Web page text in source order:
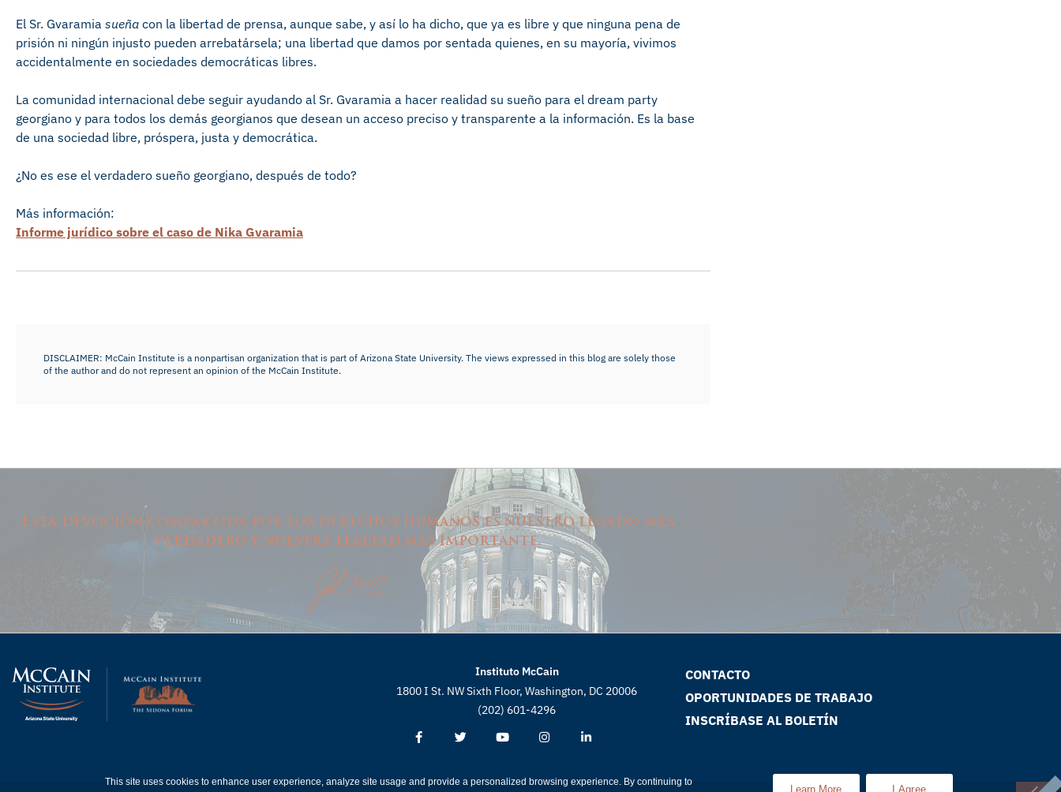
El Sr. Gvaramia sueña con la libertad de prensa, aunque sabe, y así lo ha dicho, que ya es libre y que ninguna pena de
prisión ni ningún injusto pueden arrebatársela; una libertad que damos por sentada quienes, en su mayoría, vivimos
accidentalmente en sociedades democráticas libres.
La comunidad internacional debe seguir ayudando al Sr. Gvaramia a hacer realidad su sueño para el dream party
georgiano y para todos los demás georgianos que desean un acceso preciso y transparente a la información. Es la base
de una sociedad libre, próspera, justa y democrática.
¿No es ese el verdadero sueño georgiano, después de todo?
Más información:
Informe jurídico sobre el caso de Nika Gvaramia
DISCLAIMER: McCain Institute is a nonpartisan organization that is part of Arizona State University. The views expressed in this blog are solely those
of the author and do not represent an opinion of the McCain Institute.
Esta devoción compartida por los derechos humanos es nuestro legado más
verdadero y nuestra lealtad más importante.
Instituto McCain
1800 I St. NW Sixth Floor, Washington, DC 20006
(202) 601-4296
CONTACTO
OPORTUNIDADES DE TRABAJO
INSCRÍBASE AL BOLETÍN
This site uses cookies to enhance user experience, analyze site usage and provide a personalized browsing experience. By continuing to
Learn More I Agree